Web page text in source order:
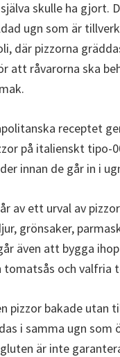
skulle ha gjort.
ugn som är
där pizzorna
att råvarorna ska
receptet
på italienskt tipo-
innan de går in i
av ett urval av
grönsaker,
även att bygga
tomatsås och valfria
pizzor bakade utan
i samma ugn som
är inte